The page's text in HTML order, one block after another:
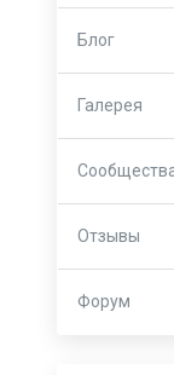
Блог
Галерея
Отзывы
Форум